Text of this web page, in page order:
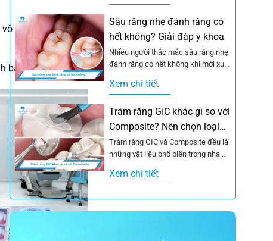
khuẩn 5 bước để
bạch.
Sâu răng nhẹ đánh răng có
hết không? Giải đáp y khoa
Nhiều người thắc mắc sâu răng nhẹ
đánh răng có hết không khi mới xuất
Xem chi tiết
Trám răng GIC khác gì so với
Composite? Nên chọn loại
nào?
Trám răng GIC và Composite đều là
những vật liệu phổ biến trong nha
Xem chi tiết